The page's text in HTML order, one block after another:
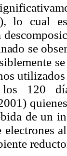
), lo cual
se
los 120
de un
electrones